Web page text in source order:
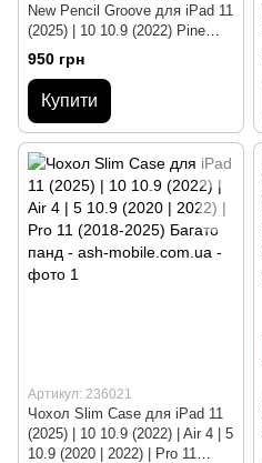
New Pencil Groove для iPad 11
(2025) | 10 10.9 (2022) Pine
Green
950 грн
Купити
Артикул: 236021
Чохол Slim Case для iPad 11
(2025) | 10 10.9 (2022) | Air 4 | 5
10.9 (2020 | 2022) | Pro 11